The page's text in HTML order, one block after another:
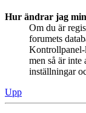
Hur ändrar jag
Om du är
forumets
Kontrollpanel-
men så är
inställningar
Upp